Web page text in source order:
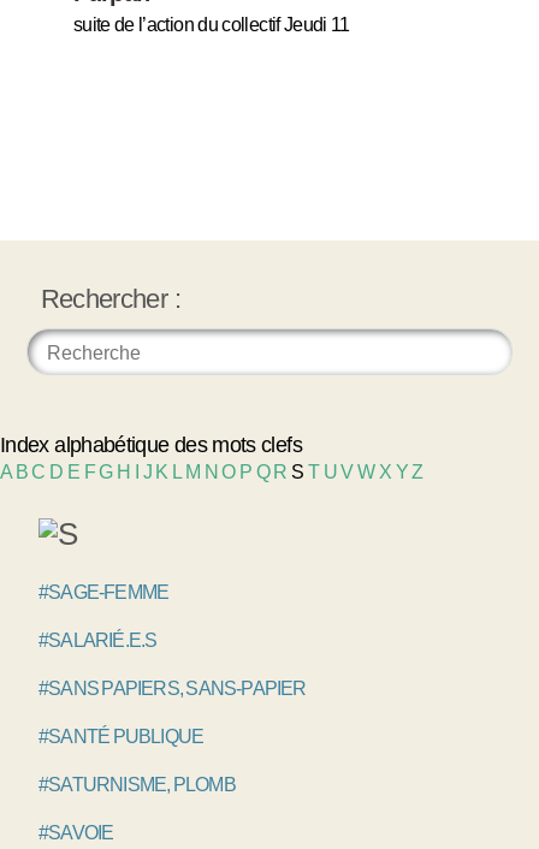
suite de l’action du collectif Jeudi 11
Rechercher :
Index alphabétique des mots clefs
A BC D E FG H J K L M NO P Q R S T UVW X YZ
#SAGE-FEMME
#SALARIÉ.E.S
#SANS PAPIERS, SANS-PAPIER
#SANTÉ PUBLIQUE
#SATURNISME, PLOMB
#SAVOIE